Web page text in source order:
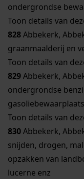
ondergrondse
Toon details van
828Abbekerk,
graanmaalderij en
Toon details van
829Abbekerk,
ondergrondse
gasoliebewaarplaats
Toon details van
830Abbekerk,
snijden, drogen,
opzakken van
lucerne enz